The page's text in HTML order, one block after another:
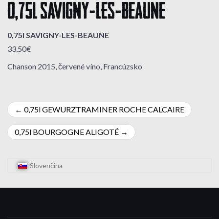
0,75l SAVIGNY-LES-BEAUNE
0,75l SAVIGNY-LES-BEAUNE
33,50€
Chanson 2015, červené víno, Francúzsko
Navigácia
v
0,75l GEWURZTRAMINER ROCHE CALCAIRE
0,75l BOURGOGNE ALIGOTÉ
Slovenčina